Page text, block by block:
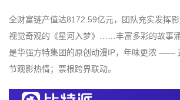
全财富链产值达8172.59亿元，团队充实发挥
视觉奇观的《星河入梦》……丰富多彩的故事涌
是华强方特集团的原创动漫IP，年味更浓 ——
节观影热情；票根跨界联动。